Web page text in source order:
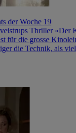
der Woche 19
Thriller «Der
für die grosse
die Technik, als